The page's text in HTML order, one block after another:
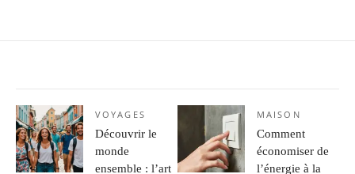
VOYAGES
Découvrir le
monde
ensemble : l’art
MAISON
Comment
économiser de
l’énergie à la